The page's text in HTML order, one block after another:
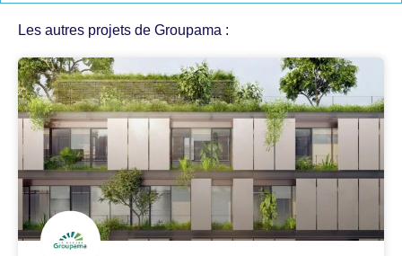
Les autres projets de Groupama :